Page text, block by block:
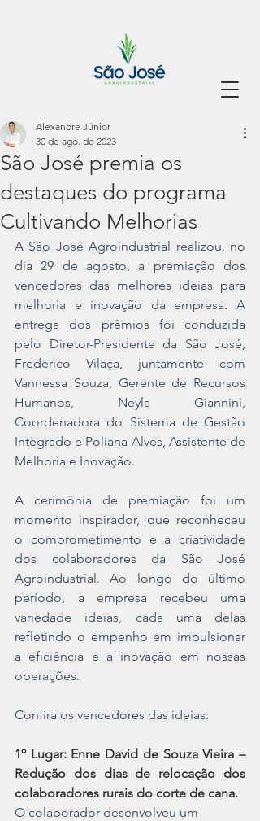
São José premia os
destaques do programa
Cultivando Melhorias
Alexandre Júnior
30 de ago. de 2023
A São José Agroindustrial realizou, no
dia 29 de agosto, a premiação dos
vencedores das melhores ideias para
melhoria e inovação da empresa. A
entrega dos prêmios foi conduzida
pelo Diretor-Presidente da São José,
Frederico Vilaça, juntamente com
Vannessa Souza, Gerente de Recursos
Humanos, Neyla Giannini,
Coordenadora do Sistema de Gestão
Integrado e Poliana Alves, Assistente de
Melhoria e Inovação.
A cerimônia de premiação foi um
momento inspirador, que reconheceu
o comprometimento e a criatividade
dos colaboradores da São José
Agroindustrial. Ao longo do último
período, a empresa recebeu uma
variedade ideias, cada uma delas
refletindo o empenho em impulsionar
a eficiência e a inovação em nossas
operações.
Confira os vencedores das ideias:
1º Lugar: Enne David de Souza Vieira –
Redução dos dias de relocação dos
colaboradores rurais do corte de cana.
O colaborador desenvolveu um